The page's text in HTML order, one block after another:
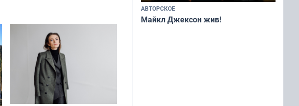
АВТОРСКОЕ
Майкл Джексон жив!